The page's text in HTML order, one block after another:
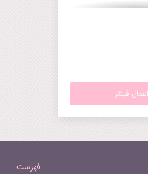
اعمال فیلتر
فهرست